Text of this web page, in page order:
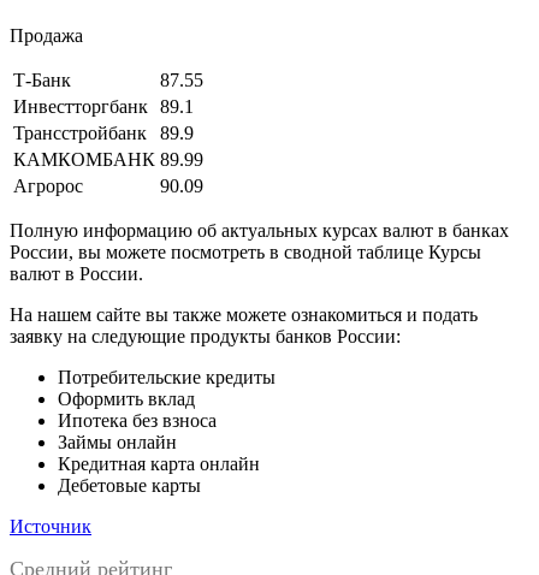
Продажа
Т-Банк
87.55
Инвестторгбанк 89.1
Трансстройбанк
89.9
КАМКОМБАНК 89.99
Агророс
90.09
Полную информацию об актуальных курсах валют в банках
России, вы можете посмотреть в сводной таблице Курсы
валют в России.
На нашем сайте вы также можете ознакомиться и подать
заявку на следующие продукты банков России:
Потребительские кредиты
Оформить вклад
Ипотека без взноса
Займы онлайн
Кредитная карта онлайн
Дебетовые карты
Источник
Средний рейтинг